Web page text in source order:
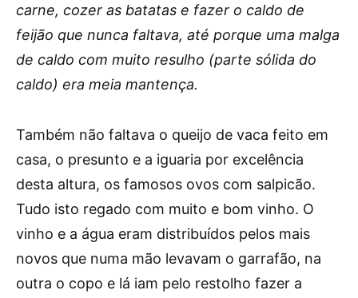
carne, cozer as batatas e fazer o caldo de
feijão que nunca faltava, até porque uma malga
de caldo com muito resulho (parte sólida do
caldo) era meia mantença.
Também não faltava o queijo de vaca feito em
casa, o presunto e a iguaria por excelência
desta altura, os famosos ovos com salpicão.
Tudo isto regado com muito e bom vinho. O
vinho e a água eram distribuídos pelos mais
novos que numa mão levavam o garrafão, na
outra o copo e lá iam pelo restolho fazer a